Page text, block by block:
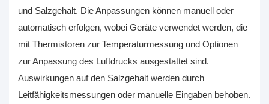
und Salzgehalt. Die Anpassungen können manuell oder
automatisch erfolgen, wobei Geräte verwendet werden, die
mit Thermistoren zur Temperaturmessung und Optionen
zur Anpassung des Luftdrucks ausgestattet sind.
Auswirkungen auf den Salzgehalt werden durch
Leitfähigkeitsmessungen oder manuelle Eingaben behoben.